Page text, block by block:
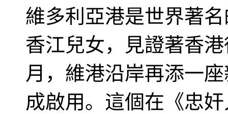
維多利亞港是世界著
香江兒女，見證著香
月，維港沿岸再添一
成啟用。這個在《忠